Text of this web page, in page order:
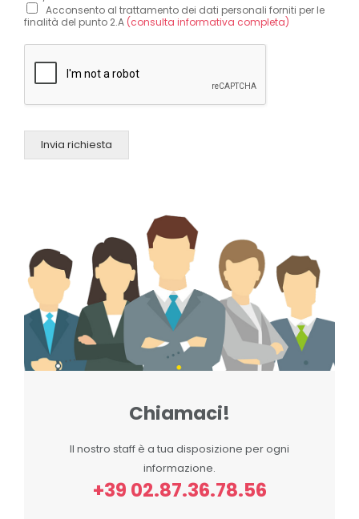
Acconsento al trattamento dei dati personali forniti per le
finalità del punto 2.A (consulta informativa completa)
Invia richiesta
Chiamaci!
Il nostro staff è a tua disposizione per ogni
informazione.
+39 02.87.36.78.56